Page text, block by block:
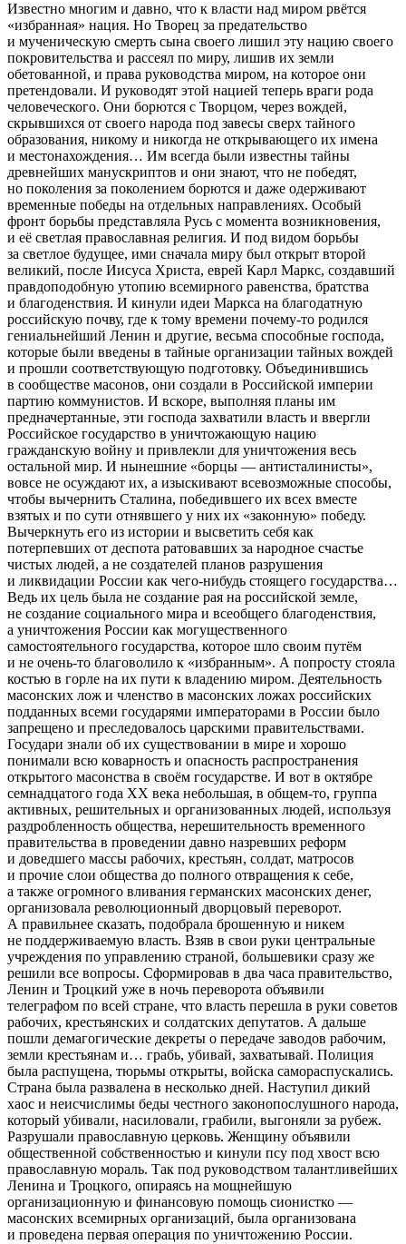
Известно многим и давно, что к власти над миром рвётся
«избранная» нация. Но Творец за предательство
и мученическую смерть сына своего лишил эту нацию своего
покровительства и рассеял по миру, лишив их земли
обетованной, и права руководства миром, на которое они
претендовали. И руководят этой нацией теперь враги рода
человеческого. Они борются с Творцом, через вождей,
скрывшихся от своего народа под завесы сверх тайного
образования, никому и никогда не открывающего их имена
и местонахождения… Им всегда были известны тайны
древнейших манускриптов и они знают, что не победят,
но поколения за поколением борются и даже одерживают
временные победы на отдельных направлениях. Особый
фронт борьбы представляла Русь с момента возникновения,
и её светлая православная религия. И под видом борьбы
за светлое будущее, ими сначала миру был открыт второй
великий, после Иисуса Христа, еврей Карл Маркс, создавший
правдоподобную утопию всемирного равенства, братства
и благоденствия. И кинули идеи Маркса на благодатную
российскую почву, где к тому времени почему-то родился
гениальнейший Ленин и другие, весьма способные господа,
которые были введены в тайные организации тайных вождей
и прошли соответствующую подготовку. Объединившись
в сообществе масонов, они создали в Российской империи
партию коммунистов. И вскоре, выполняя планы им
предначертанные, эти господа захватили власть и ввергли
Российское государство в уничтожающую нацию
гражданскую войну и привлекли для уничтожения весь
остальной мир. И нынешние «борцы — антисталинисты»,
вовсе не осуждают их, а изыскивают всевозможные способы,
чтобы вычернить Сталина, победившего их всех вместе
взятых и по сути отнявшего у них их «законную» победу.
Вычеркнуть его из истории и высветить себя как
потерпевших от деспота ратовавших за народное счастье
чистых людей, а не создателей планов разрушения
и ликвидации России как чего-нибудь стоящего государства…
Ведь их цель была не создание рая на российской земле,
не создание социального мира и всеобщего благоденствия,
а уничтожения России как могущественного
самостоятельного государства, которое шло своим путём
и не очень-то благоволило к «избранным». А попросту стояла
костью в горле на их пути к владению миром. Деятельность
масонских лож и членство в масонских ложах российских
подданных всеми государями императорами в России было
запрещено и преследовалось царскими правительствами.
Государи знали об их существовании в мире и хорошо
понимали всю коварность и опасность распространения
открытого масонства в своём государстве. И вот в октябре
семнадцатого года ХХ века небольшая, в общем-то, группа
активных, решительных и организованных людей, используя
раздробленность общества, нерешительность временного
правительства в проведении давно назревших реформ
и доведшего массы рабочих, крестьян, солдат, матросов
и прочие слои общества до полного отвращения к себе,
а также огромного вливания германских масонских денег,
организовала революционный дворцовый переворот.
А правильнее сказать, подобрала брошенную и никем
не поддерживаемую власть. Взяв в свои руки центральные
учреждения по управлению страной, большевики сразу же
решили все вопросы. Сформировав в два часа правительство,
Ленин и Троцкий уже в ночь переворота объявили
телеграфом по всей стране, что власть перешла в руки советов
рабочих, крестьянских и солдатских депутатов. А дальше
пошли демагогические декреты о передаче заводов рабочим,
земли крестьянам и… грабь, убивай, захватывай. Полиция
была распущена, тюрьмы открыты, войска самораспускались.
Страна была развалена в несколько дней. Наступил дикий
хаос и неисчислимы беды честного законопослушного народа,
который убивали, насиловали, грабили, выгоняли за рубеж.
Разрушали православную церковь. Женщину объявили
общественной собственностью и кинули псу под хвост всю
православную мораль. Так под руководством талантливейших
Ленина и Троцкого, опираясь на мощнейшую
организационную и финансовую помощь сионистко —
масонских всемирных организаций, была организована
и проведена первая операция по уничтожению России.